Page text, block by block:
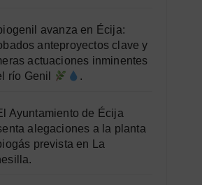
avanza en Écija:
anteproyectos clave y
actuaciones inminentes
río Genil
.
Ayuntamiento de Écija
alegaciones a la planta
prevista en La